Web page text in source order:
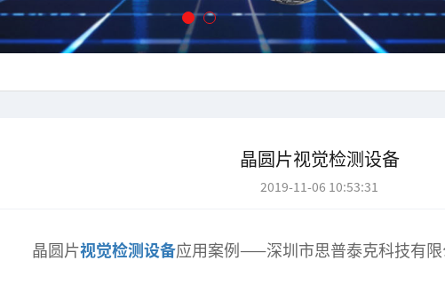
晶圆片视觉检测设备
2019-11-06 10:53:31
晶圆片视觉检测设备应用案例——深圳市思普泰克科技有限